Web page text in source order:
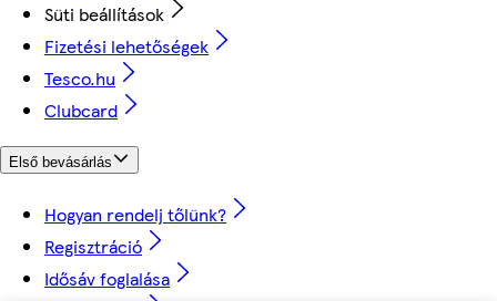
Süti beállítások
Fizetési lehetőségek
Tesco.hu
Clubcard
Első bevásárlás
Hogyan rendelj tőlünk?
Regisztráció
Idősáv foglalása